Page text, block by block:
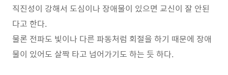
직진성이 강해서 도심이나 장애물이 있으면 교신이 잘 안된
다고 한다.
물론 전파도 빛이나 다른 파동처럼 회절을 하기 때문에 장애
물이 있어도 살짝 타고 넘어가기도 하는 듯 하다.